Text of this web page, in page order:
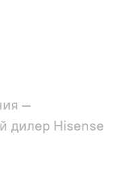
—
дилер Hisense